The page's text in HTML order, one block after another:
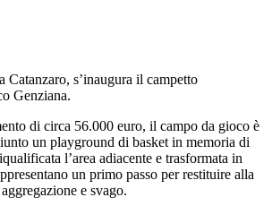
Catanzaro, s’inaugura il campetto
Genziana.
di circa 56.000 euro, il campo da gioco è
un playground di basket in memoria di
l’area adiacente e trasformata in
un primo passo per restituire alla
e svago.